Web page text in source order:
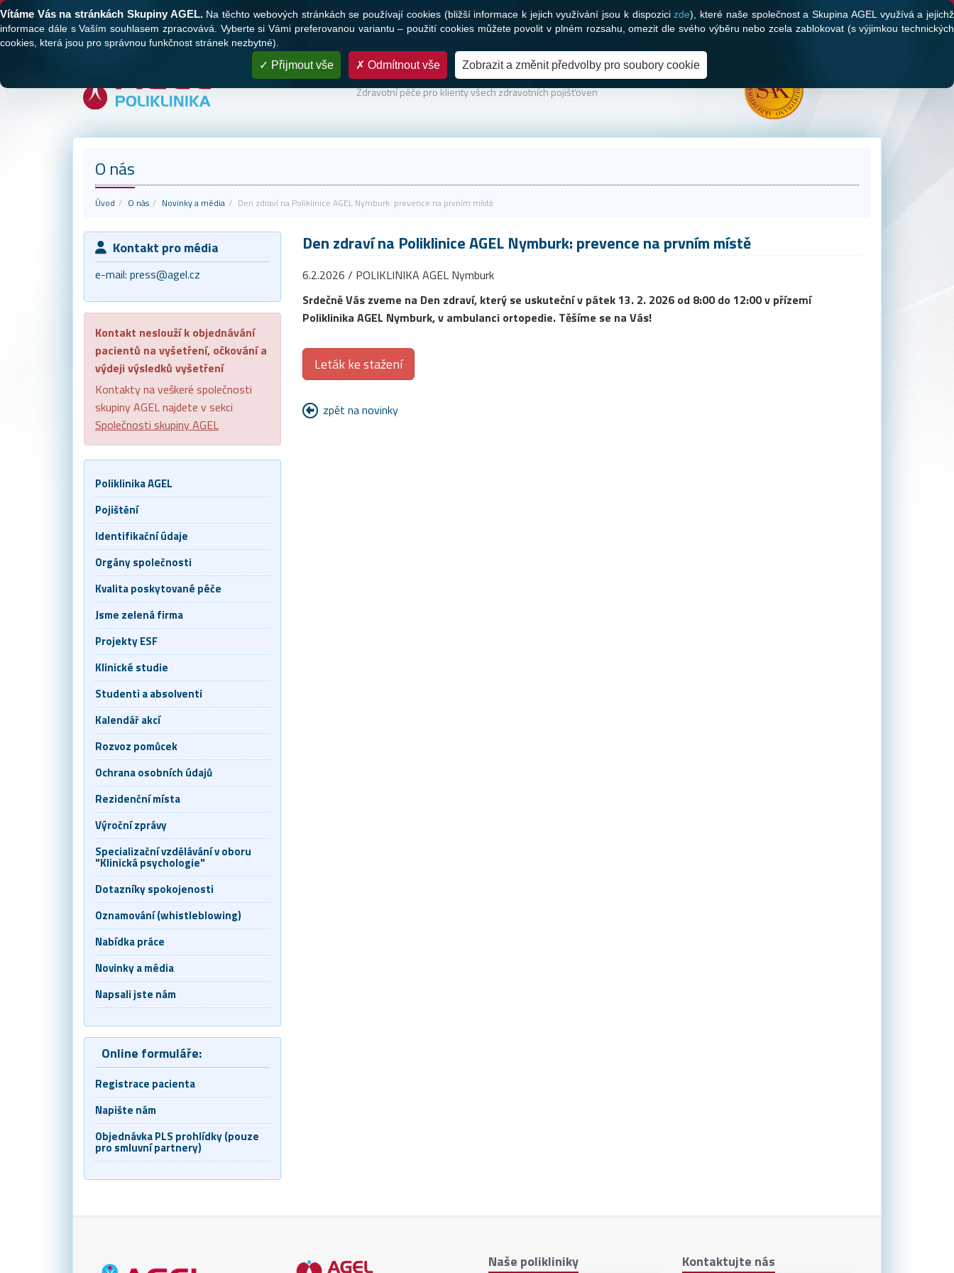
O nás Naše polikliniky Registrace Služby Novinky a média Nabídka práce Kontakty
PARTNER VAŠEHO ZDRAVÍ
Zdravotní péče pro klienty všech zdravotních pojišťoven
O nás
Úvod O nás Novinky a média Den zdraví na Poliklinice AGEL Nymburk: prevence na prvním místě
Den zdraví na Poliklinice AGEL Nymburk: prevence na prvním místě
6.2.2026 / POLIKLINIKA AGEL Nymburk
Srdečně Vás zveme na Den zdraví, který se uskuteční v pátek 13. 2. 2026 od 8:00 do 12:00 v přízemí
Poliklinika AGEL Nymburk, v ambulanci ortopedie. Těšíme se na Vás!
Leták ke stažení
zpět na novinky
Kontakt pro média
e-mail: press@agel.cz
Kontakt neslouží k objednávání
pacientů na vyšetření, očkování a
výdeji výsledků vyšetření
Kontakty na veškeré společnosti
skupiny AGEL najdete v sekci
Společnosti skupiny AGEL
Poliklinika AGEL
Pojištění
Identifikační údaje
Orgány společnosti
Kvalita poskytované péče
Jsme zelená firma
Projekty ESF
Klinické studie
Studenti a absolventi
Kalendář akcí
Rozvoz pomůcek
Ochrana osobních údajů
Rezidenční místa
Výroční zprávy
Specializační vzdělávání v oboru
"Klinická psychologie"
Dotazníky spokojenosti
Oznamování (whistleblowing)
Nabídka práce
Novinky a média
Napsali jste nám
Online formuláře:
Registrace pacienta
Napište nám
Objednávka PLS prohlídky (pouze
pro smluvní partnery)
Naše polikliniky Kontaktujte nás
Tato webová stránka používá cookies
Vítáme Vás na stránkách Skupiny AGEL.Na těchto webových stránkách se používají cookies (bližší informace k jejich využívání jsou k dispozicizde), které naše společnost a Skupina AGEL využívá a jejichž
informace dále s Vaším souhlasem zpracovává. Vyberte si Vámi preferovanou variantu – použití cookies můžete povolit v plném rozsahu, omezit dle svého výběru nebo zcela zablokovat (s výjimkou technických
cookies, která jsou pro správnou funkčnost stránek nezbytné).
Přijmout vše Odmítnout vše Zobrazit a změnit předvolby pro soubory cookie